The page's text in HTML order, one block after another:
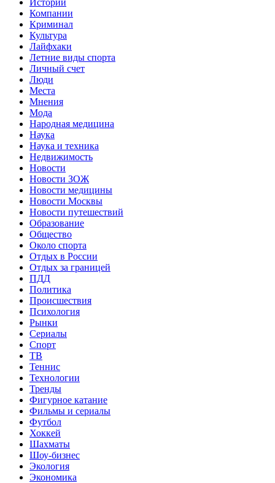
Компании
Криминал
Культура
Лайфхаки
Летние виды спорта
Личный счет
Люди
Места
Мнения
Мода
Народная медицина
Наука
Наука и техника
Недвижимость
Новости
Новости ЗОЖ
Новости медицины
Новости Москвы
Новости путешествий
Образование
Общество
Около спорта
Отдых в России
Отдых за границей
ПДД
Политика
Происшествия
Психология
Рынки
Сериалы
Спорт
ТВ
Теннис
Технологии
Тренды
Фигурное катание
Фильмы и сериалы
Футбол
Хоккей
Шахматы
Шоу-бизнес
Экология
Экономика